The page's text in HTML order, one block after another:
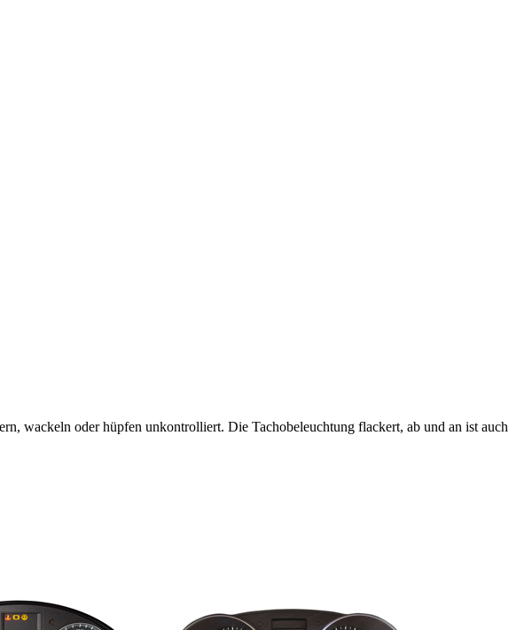
wackeln oder hüpfen unkontrolliert. Die Tachobeleuchtung flackert, ab und an ist auch